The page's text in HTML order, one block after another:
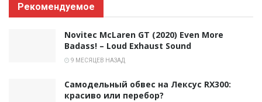
Рекомендуемое
Novitec McLaren GT (2020) Even More
Badass! – Loud Exhaust Sound
9 МЕСЯЦЕВ НАЗАД
Самодельный обвес на Лексус RX300:
красиво или перебор?